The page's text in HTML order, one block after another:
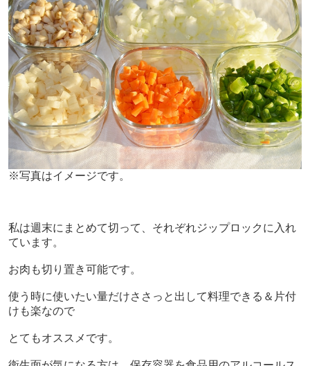
※写真はイメージです。
私は週末にまとめて切って、それぞれジップロックに入れ
ています。
お肉も切り置き可能です。
使う時に使いたい量だけささっと出して料理できる＆片付
けも楽なので
とてもオススメです。